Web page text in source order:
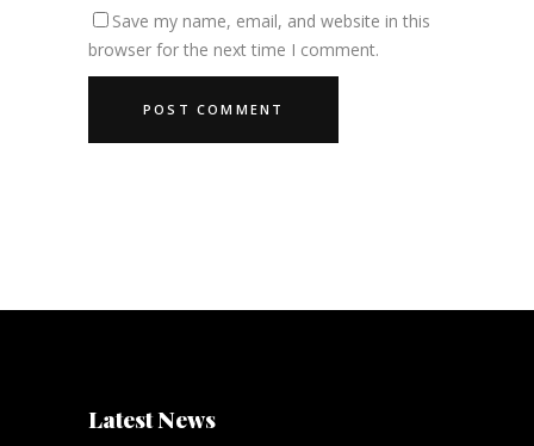
Save my name, email, and website in this
browser for the next time I comment.
Latest News